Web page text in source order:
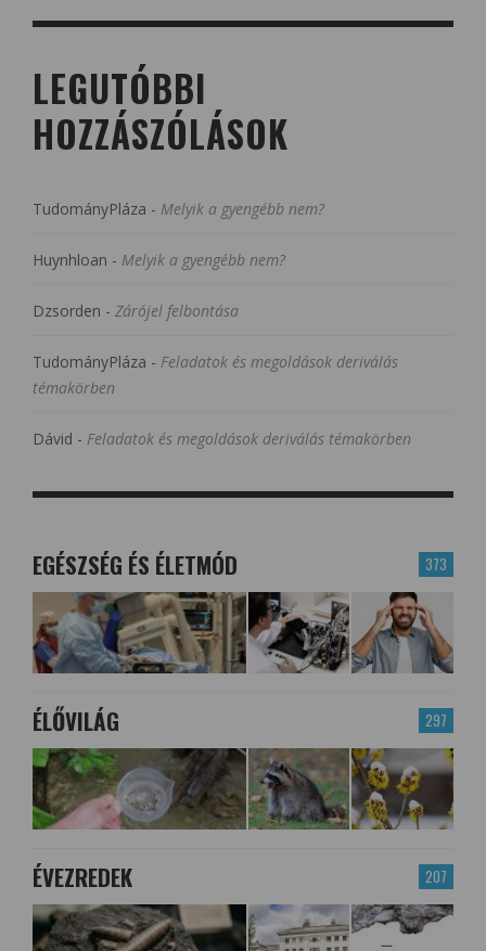
LEGUTÓBBI
HOZZÁSZÓLÁSOK
TudományPláza - Melyik a gyengébb nem?
Huynhloan - Melyik a gyengébb nem?
Dzsorden - Zárójel felbontása
TudományPláza - Feladatok és megoldások deriválás
témakörben
Dávid - Feladatok és megoldások deriválás témakörben
373
EGÉSZSÉG ÉS ÉLETMÓD
297
ÉLŐVILÁG
207
ÉVEZREDEK